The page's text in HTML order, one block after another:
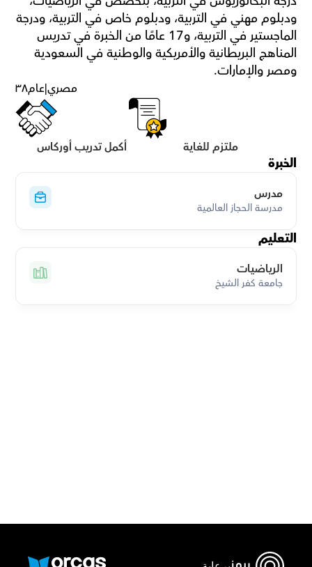
ومصر والإمارات.
٣٨عام|مصري
ملتزم للغاية أكمل تدريب أوركاس
الخبرة
مدرس
مدرسة الحجاز العالمية
التعليم
الرياضيات
جامعة كفر الشيخ